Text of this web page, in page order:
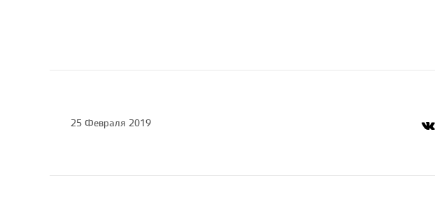
25 Февраля 2019